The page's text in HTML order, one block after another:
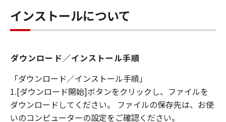
インストールについて
ダウンロード／インストール手順
「ダウンロード／インストール手順」
1.[ダウンロード開始]ボタンをクリックし、ファイルを
ダウンロードしてください。 ファイルの保存先は、お使
いのコンピューターの設定をご確認ください。